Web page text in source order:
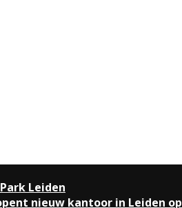
Leiden
nieuw kantoor in Leiden